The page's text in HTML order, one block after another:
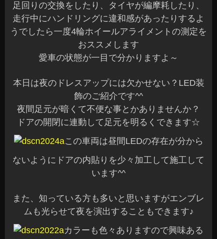
足回りの交換をしたり、タイヤが編摩耗したり、
走行中にハンドリングに違和感があったりするよ
うでしたら一度4輪ホイールアライメントの測定を
おススメします
愛車の状態が一目で分かりますよ～
本日は夜のドレスアップには欠かせない？LED装
飾のご紹介です^^
夜間足元が暗くて不便な事とかありませんか？
ドアの開閉に連動して足元を明るくできます☆
この車両は昼間LEDの存在が分から
ないようにドアの内貼りを少々加工して施工して
います^^
また、知っている方も多いと思いますがエンブレ
ムも光らせて夜を演出することもできます♪
カラーも色々ありますので興味ある